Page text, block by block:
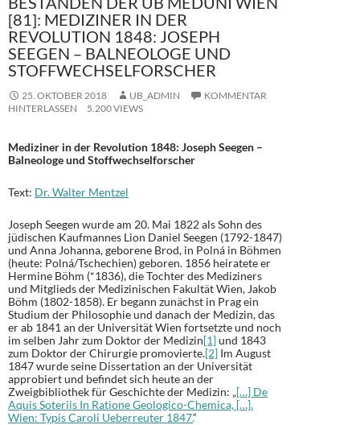
[81]: MEDIZINER IN DER
REVOLUTION 1848: JOSEPH
SEEGEN – BALNEOLOGE UND
STOFFWECHSELFORSCHER
25. OKTOBER 2018 UB_ADMIN
KOMMENTAR
HINTERLASSEN
5.200 VIEWS
Mediziner in der Revolution 1848: Joseph Seegen –
Balneologe und Stoffwechselforscher
Text: Dr. Walter Mentzel
Joseph Seegen wurde am 20. Mai 1822 als Sohn des
jüdischen Kaufmannes Lion Daniel Seegen (1792-1847)
und Anna Johanna, geborene Brod, in Polná in Böhmen
(heute: Polná/Tschechien) geboren. 1856 heiratete er
Hermine Böhm (*1836), die Tochter des Mediziners
und Mitglieds der Medizinischen Fakultät Wien, Jakob
Böhm (1802-1858). Er begann zunächst in Prag ein
Studium der Philosophie und danach der Medizin, das
er ab 1841 an der Universität Wien fortsetzte und noch
im selben Jahr zum Doktor der Medizin[1]und 1843
zum Doktor der Chirurgie promovierte.[2] Im August
1847 wurde seine Dissertation an der Universität
approbiert und befindet sich heute an der
Zweigbibliothek für Geschichte der Medizin: „[…] De
Aquis Soteriis In Ratione Geologico-Chemica, […].
Wien: Typis Caroli Ueberreuter 1847.“